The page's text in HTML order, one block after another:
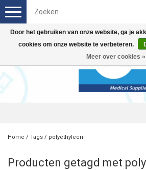
Toggle
Home / Tags / polyethyleen
Producten getagd met
Door het gebruiken van onze website, ga je
cookies om onze website te verbeteren.
Meer over cookies »